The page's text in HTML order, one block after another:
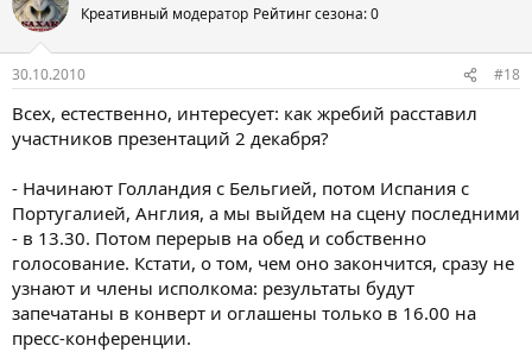
Креативный модератор Рейтинг сезона: 0
30.10.2010 #18
Всех, естественно, интересует: как жребий расставил
участников презентаций 2 декабря?
- Начинают Голландия с Бельгией, потом Испания с
Португалией, Англия, а мы выйдем на сцену последними
- в 13.30. Потом перерыв на обед и собственно
голосование. Кстати, о том, чем оно закончится, сразу не
узнают и члены исполкома: результаты будут
запечатаны в конверт и оглашены только в 16.00 на
пресс-конференции.